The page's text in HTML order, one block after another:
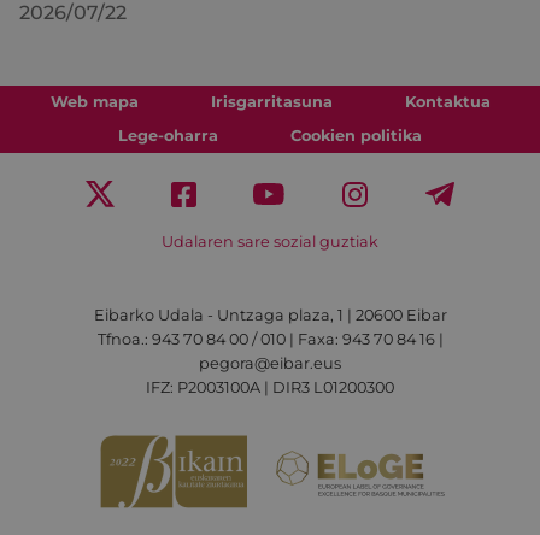
2026/07/22
Web mapa Irisgarritasuna
Kontaktua
Lege-oharra
Cookien politika
Udalaren sare sozial guztiak
Eibarko Udala - Untzaga plaza, 1 | 20600 Eibar
Tfnoa.: 943 70 84 00 / 010 | Faxa: 943 70 84 16 |
pegora@eibar.eus
IFZ: P2003100A | DIR3 L01200300